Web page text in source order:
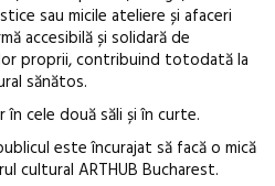
sau micile ateliere și afaceri
accesibilă și solidară de
proprii, contribuind totodată la
sănătos.
cele două săli și în curte.
este încurajat să facă o mică
cultural ARTHUB Bucharest.